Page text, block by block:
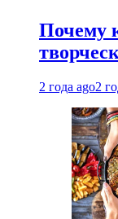
Почему
2 года ago2